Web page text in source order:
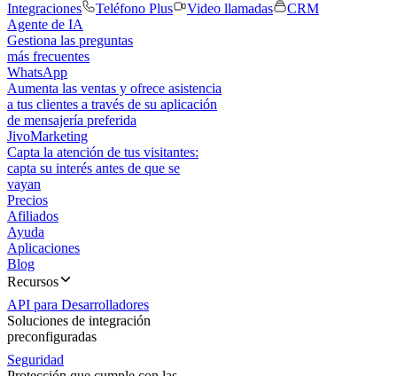
Integraciones
Teléfono Plus Video llamadas
CRM
Agente de IA
Gestiona las preguntas
más frecuentes
WhatsApp
Aumenta las ventas y ofrece asistencia
a tus clientes a través de su aplicación
de mensajería preferida
JivoMarketing
Capta la atención de tus visitantes:
capta su interés antes de que se
vayan
Precios
Afiliados
Ayuda
Aplicaciones
Blog
Recursos
API para Desarrolladores
Soluciones de integración
preconfiguradas
Seguridad